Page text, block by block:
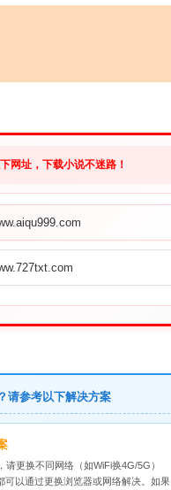
网址，下载小说不迷路！
请参考以下解决方案
请更换不同网络（如WiFi换4G/5G）
可以通过更换浏览器或网络解决。如果